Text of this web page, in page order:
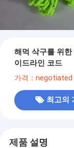
해먹 삭구를 위
이드라인 코드
가격：negotiated
최고의
제품 설명